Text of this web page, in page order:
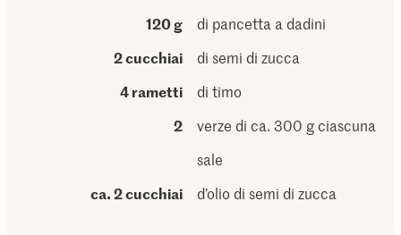
120 g
di pancetta a dadini
2 cucchiai
di semi di zucca
4 rametti
di timo
2
verze di ca. 300 g ciascuna
sale
ca. 2 cucchiai
d’olio di semi di zucca